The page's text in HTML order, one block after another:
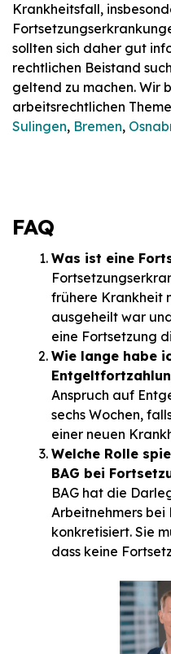
Krankheitsfall,
sollten sich daher gut
rechtlichen Beistand
geltend zu machen. Wir
arbeitsrechtlichen
Sulingen, Bremen,
FAQ
Was ist eine
frühere Krankheit
ausgeheilt war
eine Fortsetzung
Wie lange habe
Anspruch auf
sechs Wochen,
einer neuen
Welche Rolle
BAG bei
BAG hat die
Arbeitnehmers
konkretisiert. Sie
dass keine